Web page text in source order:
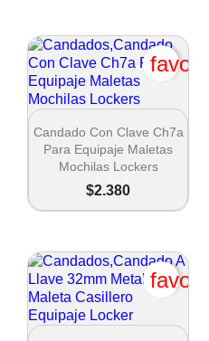
 Vista rápida
Candado Con Clave Ch7a
Para Equipaje Maletas
Mochilas Lockers
$2.380